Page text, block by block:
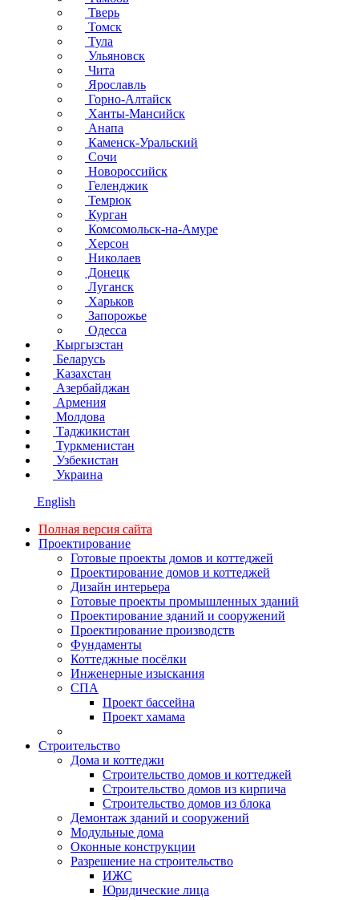
Тверь
Томск
Тула
Ульяновск
Чита
Ярославль
Горно-Алтайск
Ханты-Мансийск
Анапа
Каменск-Уральский
Сочи
Новороссийск
Геленджик
Темрюк
Курган
Комсомольск-на-Амуре
Херсон
Николаев
Донецк
Луганск
Харьков
Запорожье
Одесса
Кыргызстан
Беларусь
Казахстан
Азербайджан
Армения
Молдова
Таджикистан
Туркменистан
Узбекистан
Украина
English
Полная версия сайта
Проектирование
Готовые проекты домов и коттеджей
Проектирование домов и коттеджей
Дизайн интерьера
Готовые проекты промышленных зданий
Проектирование зданий и сооружений
Проектирование производств
Фундаменты
Коттеджные посёлки
Инженерные изыскания
СПА
Проект бассейна
Проект хамама
Строительство
Дома и коттеджи
Строительство домов и коттеджей
Строительство домов из кирпича
Строительство домов из блока
Демонтаж зданий и сооружений
Модульные дома
Оконные конструкции
Разрешение на строительство
ИЖС
Юридические лица